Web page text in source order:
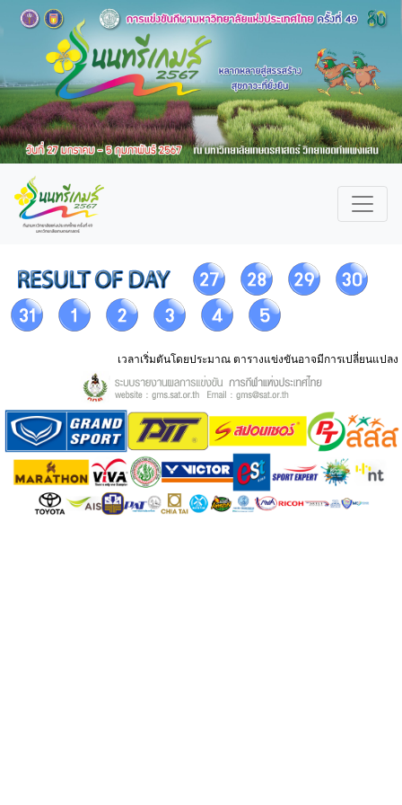
เวลาเริ่มตันโดยประมาณ ตารางแข่งขันอาจมีการเปลี่ยนแปลง